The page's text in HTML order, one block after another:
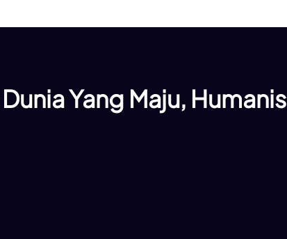
Yang Maju, Humanis